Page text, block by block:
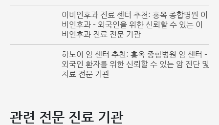
임신 중에는 임산부 체내의 호르몬이 변화합니다. 프로게스테
론 호르몬 농도가 허용 범위를 초과하면 위산 역류를 막지 못
하여 역류 현상이 발생합니다.
임산부 체내의 릴랙신 호르몬 농도의 급격한 증가
릴랙신 호르몬 농도의 급격한 증가는 임산부 위식도 역류병의
상을 유발합니다.
이비인후과 진료 센터 추천: 홍옥 종합병원 이
비인후과 - 외국인을 위한 신뢰할 수 있는 이
비인후과 진료 전문 기관
하노이 암 센터 추천: 홍옥 종합병원 암 센터 -
외국인 환자를 위한 신뢰할 수 있는 암 진단 및
치료 전문 기관
관련 전문 진료 기관